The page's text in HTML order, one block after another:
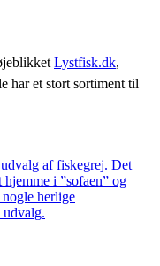
Lystfisk.dk,
har et stort sortiment til
af fiskegrej. Det
i ”sofaen” og
herlige
udvalg.